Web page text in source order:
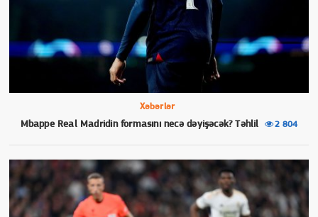
Xəbərlər
Mbappe Real Madridin formasını necə dəyişəcək? Təhlil 2 804